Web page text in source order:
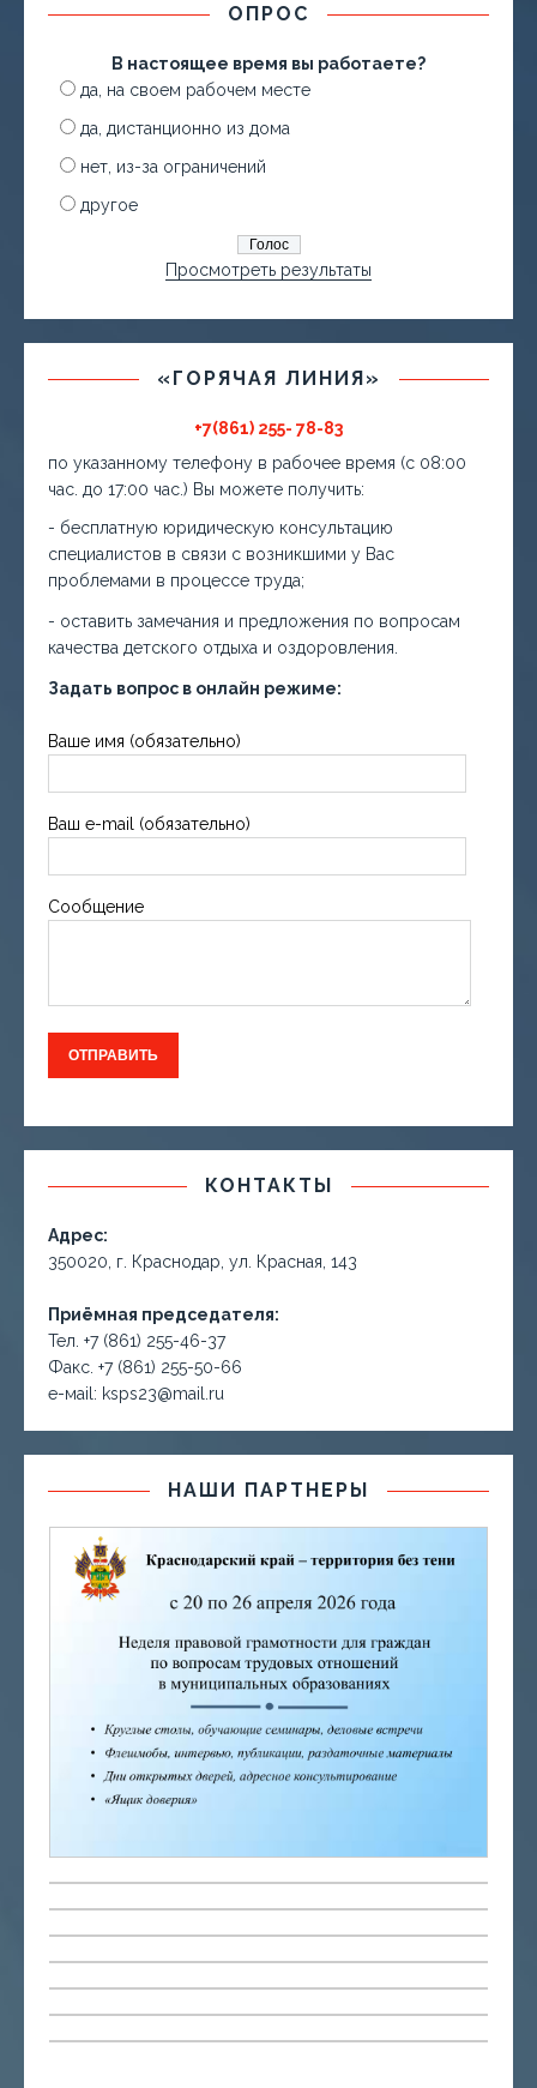
ОПРОС
В настоящее время вы работаете?
да, на своем рабочем месте
да, дистанционно из дома
нет, из-за ограничений
другое
Просмотреть результаты
«ГОРЯЧАЯ ЛИНИЯ»
+7(861) 255- 78-83
по указанному телефону в рабочее время (с 08:00
час. до 17:00 час.) Вы можете получить:
- бесплатную юридическую консультацию
специалистов в связи с возникшими у Вас
проблемами в процессе труда;
- оставить замечания и предложения по вопросам
качества детского отдыха и оздоровления.
Задать вопрос в онлайн режиме:
Ваше имя (обязательно)
Ваш e-mail (обязательно)
Сообщение
КОНТАКТЫ
Адрес:
350020, г. Краснодар, ул. Красная, 143
Приёмная председателя:
Тел. +7 (861) 255-46-37
Факс. +7 (861) 255-50-66
е-маil: ksps23@mail.ru
НАШИ ПАРТНЕРЫ